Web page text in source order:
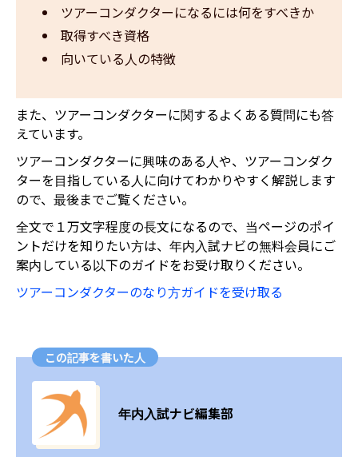
ツアーコンダクターになるには何をすべきか
取得すべき資格
向いている人の特徴
また、ツアーコンダクターに関するよくある質問にも答
えています。
ツアーコンダクターに興味のある人や、ツアーコンダク
ターを目指している人に向けてわかりやすく解説します
ので、最後までご覧ください。
全文で１万文字程度の長文になるので、当ページのポイ
ントだけを知りたい方は、年内入試ナビの無料会員にご
案内している以下のガイドをお受け取りください。
ツアーコンダクターのなり方ガイドを受け取る
この記事を書いた人
年内入試ナビ編集部